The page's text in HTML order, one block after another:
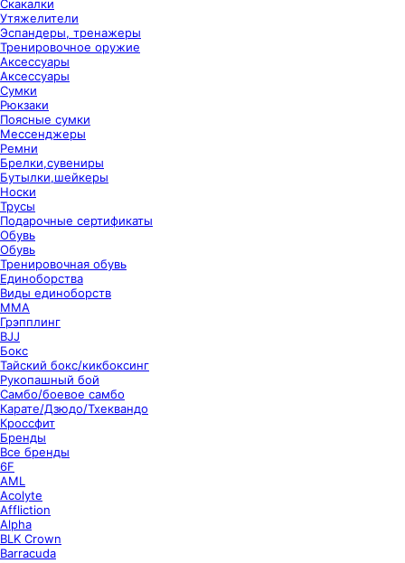
Скакалки
Утяжелители
Эспандеры, тренажеры
Тренировочное оружие
Аксессуары
Аксессуары
Сумки
Рюкзаки
Поясные сумки
Мессенджеры
Ремни
Брелки,сувениры
Бутылки,шейкеры
Носки
Трусы
Подарочные сертификаты
Обувь
Обувь
Тренировочная обувь
Единоборства
Виды единоборств
ММА
Грэпплинг
BJJ
Бокс
Тайский бокс/кикбоксинг
Рукопашный бой
Самбо/боевое самбо
Карате/Дзюдо/Тхеквандо
Кроссфит
Бренды
Все бренды
6F
AML
Acolyte
Affliction
Alpha
BLK Crown
Barracuda